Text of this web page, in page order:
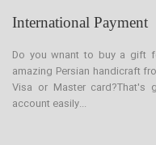
International Payment
Do you wnant to buy a gift
amazing Persian handicraft
Visa or Master
account easily...